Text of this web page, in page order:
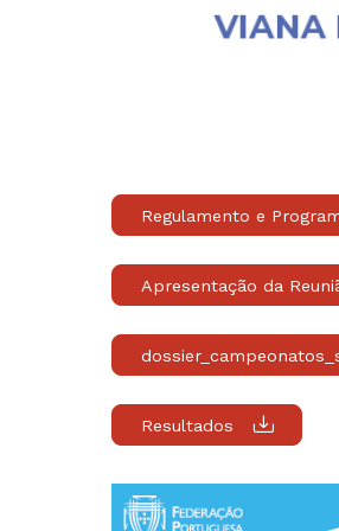
Regulamento e
Apresentação da
Resultados